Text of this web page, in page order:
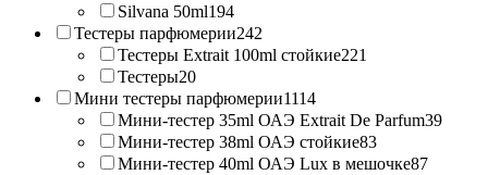
Silvana 50ml194
Тестеры парфюмерии242
Тестеры Extrait 100ml стойкие221
Тестеры20
Мини тестеры парфюмерии1114
Мини-тестер 35ml ОАЭ Extrait De Parfum39
Мини-тестер 38ml ОАЭ стойкие83
Мини-тестер 40ml ОАЭ Lux в мешочке87